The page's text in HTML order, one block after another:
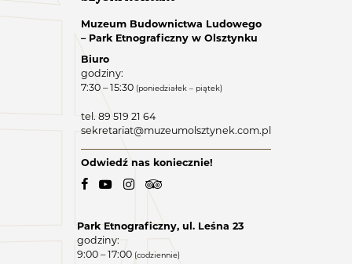
Muzeum Budownictwa Ludowego
– Park Etnograficzny w Olsztynku
Biuro
godziny:
7:30 – 15:30 (poniedziałek – piątek)
tel. 89 519 21 64
sekretariat@muzeumolsztynek.com.pl
Odwiedź nas koniecznie!
Park Etnograficzny, ul. Leśna 23
godziny:
9:00 – 17:00
(codziennie)